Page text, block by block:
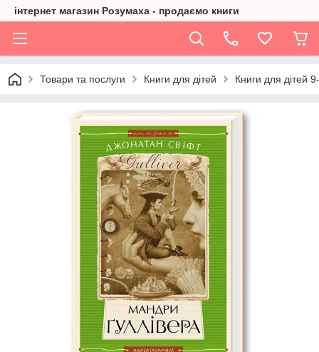
інтернет магазин Розумаха - продаємо книги
Товари та послуги Книги для дітей Книги для дітей